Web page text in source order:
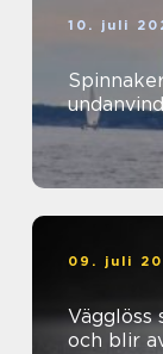
10. juli
Spinnaker så fungerar seglet
09. juli
Vägglöss så känner du igen, förebygger
och blir